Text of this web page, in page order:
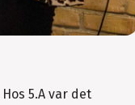
5.A var det